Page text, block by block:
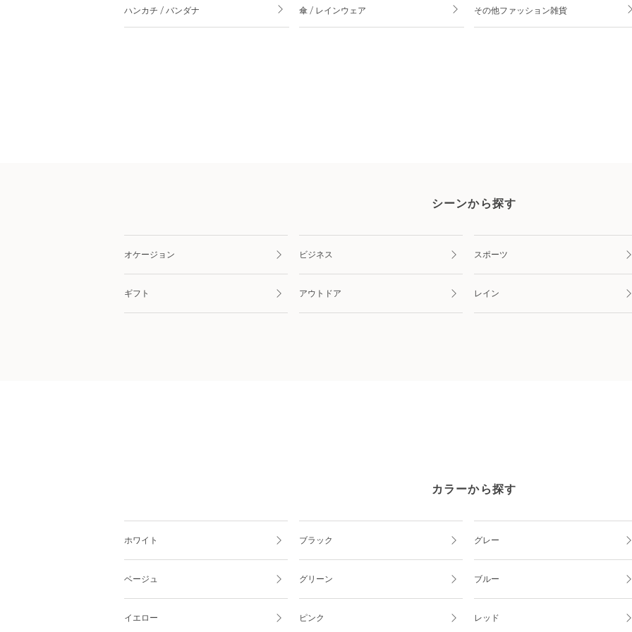
ハンカチ / バンダナ 傘 / レインウェア その他ファッション雑貨
シーンから探す
オケージョン ビジネス スポーツ
ギフト アウトドア レイン
カラーから探す
ホワイト ブラック グレー
ベージュ グリーン ブルー
イエロー ピンク レッド